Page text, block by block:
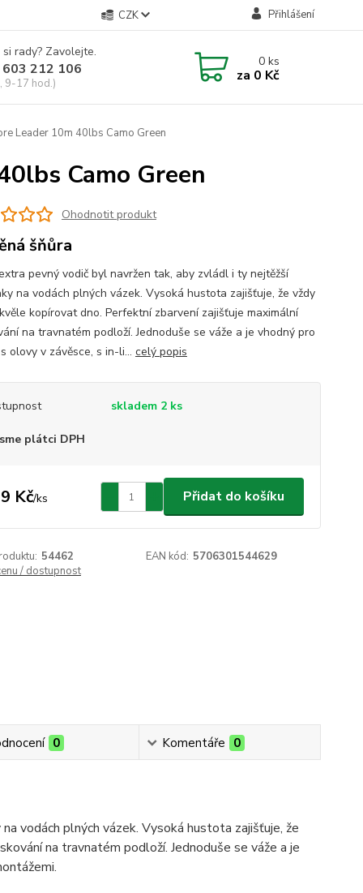
CZK Přihlášení
rady? Zavolejte.
212 106
9-17 hod.)
0ks
za 0 Kč
Leader 10m 40lbs Camo Green
Camo Green
Ohodnotit produkt
šňůra
pevný vodič byl navržen tak, aby zvládl i ty nejtěžší
na vodách plných vázek. Vysoká hustota zajišťuje, že vždy
kopírovat dno. Perfektní zbarvení zajišťuje maximální
na travnatém podloží. Jednoduše se váže a je vhodný pro
olovy v závěsce, s in-li... celý popis
skladem 2 ks
plátci DPH
Kč/ks Přidat do košíku
54462 EAN kód: 5706301544629
/ dostupnost
0 Komentáře 0
vodách plných vázek. Vysoká hustota zajišťuje, že
na travnatém podloží. Jednoduše se váže a je